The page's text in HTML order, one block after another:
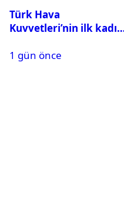
Türk Hava
Kuvvetleri’nin ilk kadın
Karapınar hakkında
1 gün önce